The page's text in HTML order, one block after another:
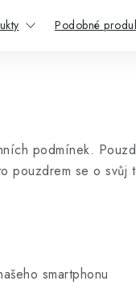
Podobné
podmínek.
pouzdrem se o svůj
smartphonu